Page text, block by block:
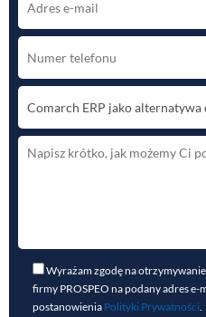
Wyrażam zgodę na
firmy PROSPEO na podany adres
postanowienia Polityki Prywatności.